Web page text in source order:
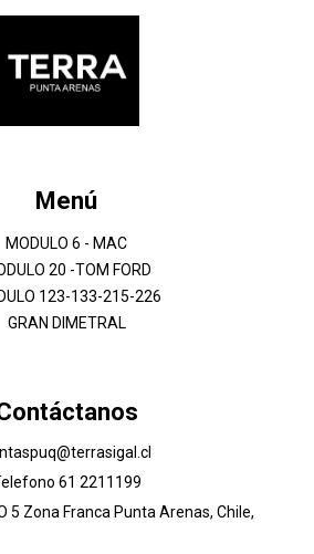
Menú
MODULO 6 - MAC
20 -TOM FORD
123-133-215-226
GRAN DIMETRAL
61 2211199
5 Zona Franca Punta Arenas, Chile,